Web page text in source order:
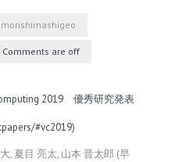
morishimashigeo
Comments are off
2019 優秀研究発表
#vc2019)
, 夏目 亮太, 山本 晋太郎 (早